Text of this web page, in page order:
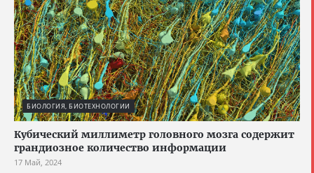
БИОЛОГИЯ, БИОТЕХНОЛОГИИ
Кубический миллиметр головного мозга содержит
грандиозное количество информации
17 Май, 2024